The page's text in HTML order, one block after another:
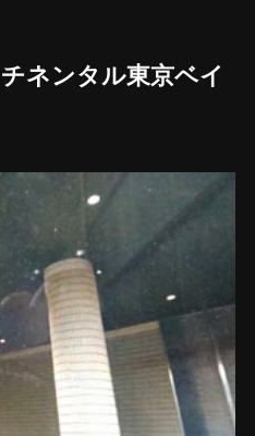
ネンタル東京ベイ